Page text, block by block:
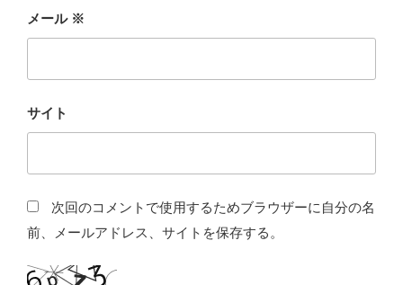
メール ※
サイト
次回のコメントで使用するためブラウザーに自分の名
前、メールアドレス、サイトを保存する。